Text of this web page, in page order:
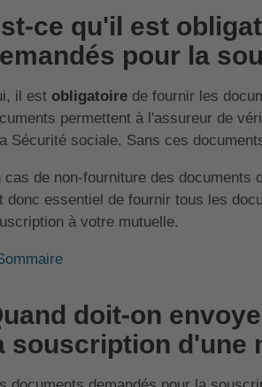
ce qu'il est
pour la
il est obligatoire de fournir les
permettent à l'assureur de
Sécurité sociale. Sans ces
cas de non-fourniture des documents
donc essentiel de fournir tous les
à votre mutuelle.
doit-on
souscription d'une